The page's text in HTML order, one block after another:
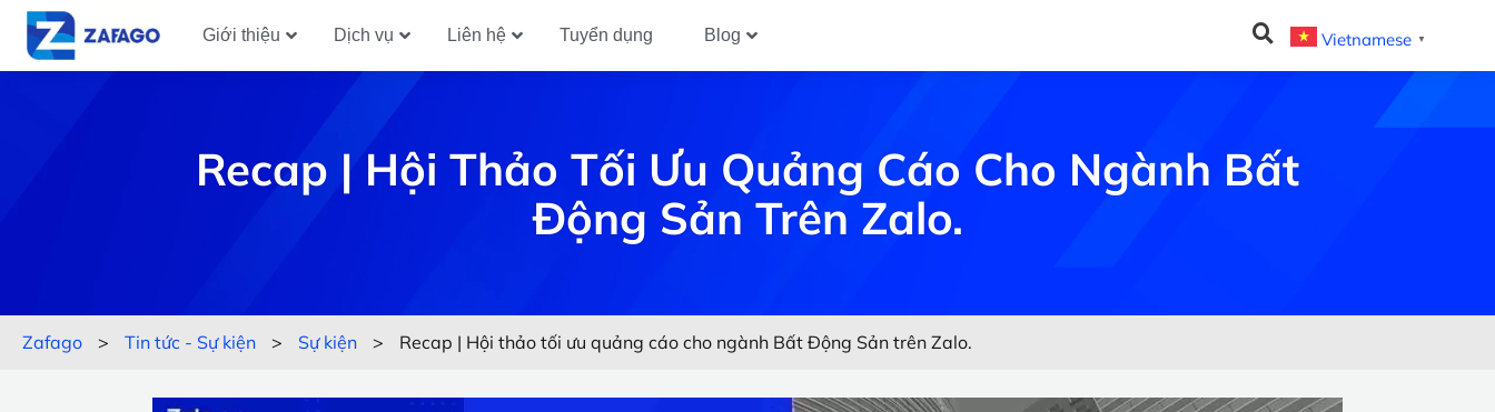
Giới thiệu Dịch vụ Liên hệ Tuyển dụng Blog Vietnamese ▼
Recap | Hội Thảo Tối Ưu Quảng Cáo Cho Ngành Bất
Động Sản Trên Zalo.
Zafago > Tin tức - Sự kiện > Sự kiện > Recap | Hội thảo tối ưu quảng cáo cho ngành Bất Động Sản trên Zalo.